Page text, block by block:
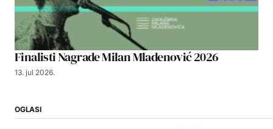
Finalisti Nagrade Milan Mladenović 2026
13. jul 2026.
OGLASI